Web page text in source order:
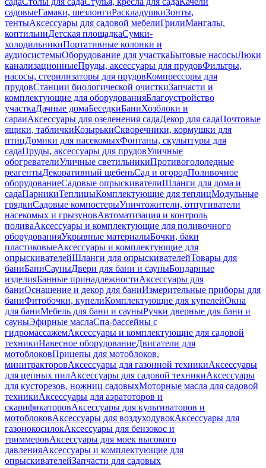
садовыеГамаки, шезлонгиРаскладушкиЗонты,
тентыАксессуары для садовой мебелиГрилиМангалы,
коптильниДетская площадкаСумки-
холодильникиПортативные колонки и
аудиосистемыОборудование для участкаБытовые насосыЛюки
канализационныеПруды, аксессуары для прудовФильтры,
насосы, стерилизаторы для прудовКомпрессоры для
прудовСтанции биологической очисткиЗапчасти и
комплектующие для оборудованияБлагоустройство
участкаДачные домаБеседкиБаниХозблоки и
сараиАксессуары для озеленения садаДекор для садаПочтовые
ящики, табличкиКозырькиСкворечники, кормушки для
птицДомики для насекомыхФонтаны, скульптуры для
садаПруды, аксессуары для прудовУличные
обогревателиУличные светильникиПротивогололедные
реагентыДекоративный щебеньСад и огородПоливочное
оборудованиеСадовые опрыскивателиШланги для дома и
садаПарникиТеплицыКомплектующие для теплицМодульные
грядкиСадовые компостерыУничтожители, отпугиватели
насекомых и грызуновАвтоматизация и контроль
поливаАксессуары и комплектующие для поливочного
оборудованияУкрывные материалыБочки, баки
пластиковыеАксессуары и комплектующие для
опрыскивателейШланги для опрыскивателейТовары для
баниБаниСауныДвери для бани и сауныБондарные
изделияБанные принадлежностиАксессуары для
баниОснащение и декор для баниИзмерительные приборы для
баниФитобочки, купелиКомплектующие для купелейОкна
для баниМебель для бани и сауныРучки дверные для бани и
сауныЭфирные маслаСпа-бассейны с
гидромассажемАксессуары и комплектующие для садовой
техникиНавесное оборудованиеДвигатели для
мотоблоковПрицепы для мотоблоков,
минитракторовАксессуары для газонной техникиАксессуары
для цепных пилАксессуары для садовой техникиАксессуары
для кусторезов, ножниц садовыхМоторные масла для садовой
техникиАксессуары для аэратоторов и
скарификаторовАксессуары для культиваторов и
мотоблоковАксессуары для воздуходувокАксессуары для
газонокосилокАксессуары для бензокос и
триммеровАксессуары для моек высокого
давленияАксессуары и комплектующие для
опрыскивателейЗапчасти для садовых